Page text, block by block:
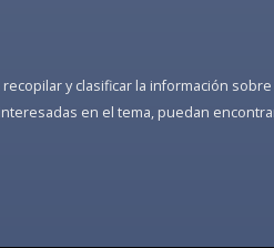
y clasificar la información
en el tema, puedan